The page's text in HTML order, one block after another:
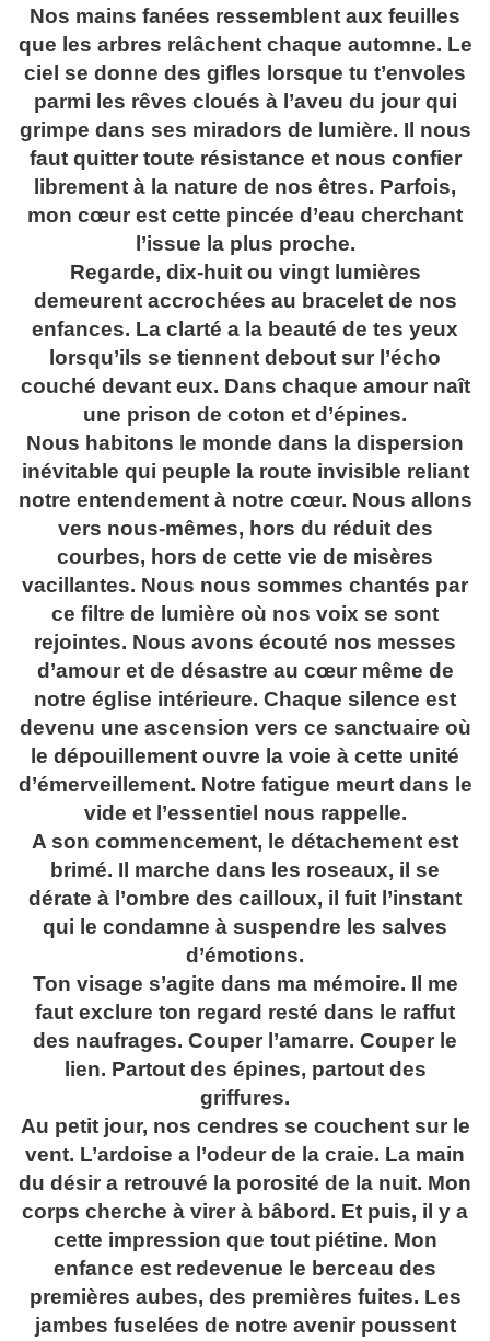
Nos mains fanées ressemblent aux feuilles
que les arbres relâchent chaque automne. Le
ciel se donne des gifles lorsque tu t’envoles
parmi les rêves cloués à l’aveu du jour qui
grimpe dans ses miradors de lumière. Il nous
faut quitter toute résistance et nous confier
librement à la nature de nos êtres. Parfois,
mon cœur est cette pincée d’eau cherchant
l’issue la plus proche.
Regarde, dix-huit ou vingt lumières
demeurent accrochées au bracelet de nos
enfances. La clarté a la beauté de tes yeux
lorsqu’ils se tiennent debout sur l’écho
couché devant eux. Dans chaque amour naît
une prison de coton et d’épines.
Nous habitons le monde dans la dispersion
inévitable qui peuple la route invisible reliant
notre entendement à notre cœur. Nous allons
vers nous-mêmes, hors du réduit des
courbes, hors de cette vie de misères
vacillantes. Nous nous sommes chantés par
ce filtre de lumière où nos voix se sont
rejointes. Nous avons écouté nos messes
d’amour et de désastre au cœur même de
notre église intérieure. Chaque silence est
devenu une ascension vers ce sanctuaire où
le dépouillement ouvre la voie à cette unité
d’émerveillement. Notre fatigue meurt dans le
vide et l’essentiel nous rappelle.
A son commencement, le détachement est
brimé. Il marche dans les roseaux, il se
dérate à l’ombre des cailloux, il fuit l’instant
qui le condamne à suspendre les salves
d’émotions.
Ton visage s’agite dans ma mémoire. Il me
faut exclure ton regard resté dans le raffut
des naufrages. Couper l’amarre. Couper le
lien. Partout des épines, partout des
griffures.
Au petit jour, nos cendres se couchent sur le
vent. L’ardoise a l’odeur de la craie. La main
du désir a retrouvé la porosité de la nuit. Mon
corps cherche à virer à bâbord. Et puis, il y a
cette impression que tout piétine. Mon
enfance est redevenue le berceau des
premières aubes, des premières fuites. Les
jambes fuselées de notre avenir poussent